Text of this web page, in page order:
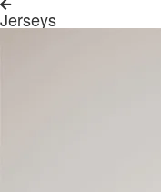
Jerseys